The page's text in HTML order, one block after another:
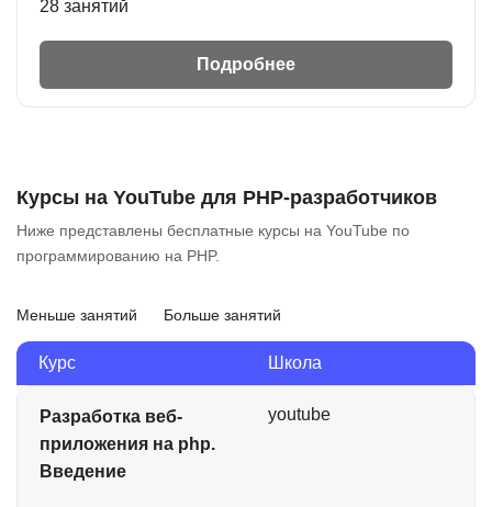
28 занятий
Подробнее
Курсы на YouTube для PHP-разработчиков
Ниже представлены бесплатные курсы на YouTube по
программированию на PHP.
Меньше занятий Больше занятий
Курс Школа
Разработка веб-
приложения на php.
Введение
youtube